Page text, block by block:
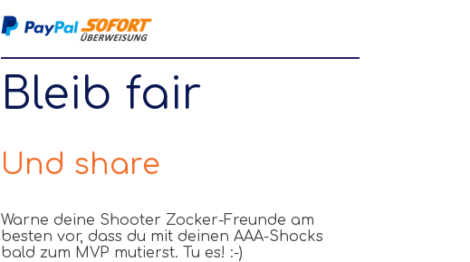
Bleib fair
Und share
Warne deine Shooter Zocker-Freunde am
besten vor, dass du mit deinen AAA-Shocks
bald zum MVP mutierst. Tu es! :-)